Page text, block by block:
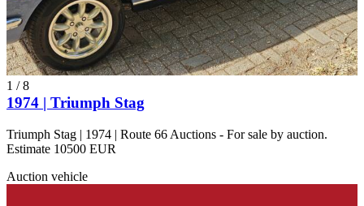
1 /8
1974 | Triumph Stag
Triumph Stag | 1974 | Route 66 Auctions - For sale by auction.
Estimate 10500 EUR
Auction vehicle